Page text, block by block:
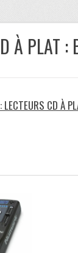
À PLAT
LECTEURS CD À